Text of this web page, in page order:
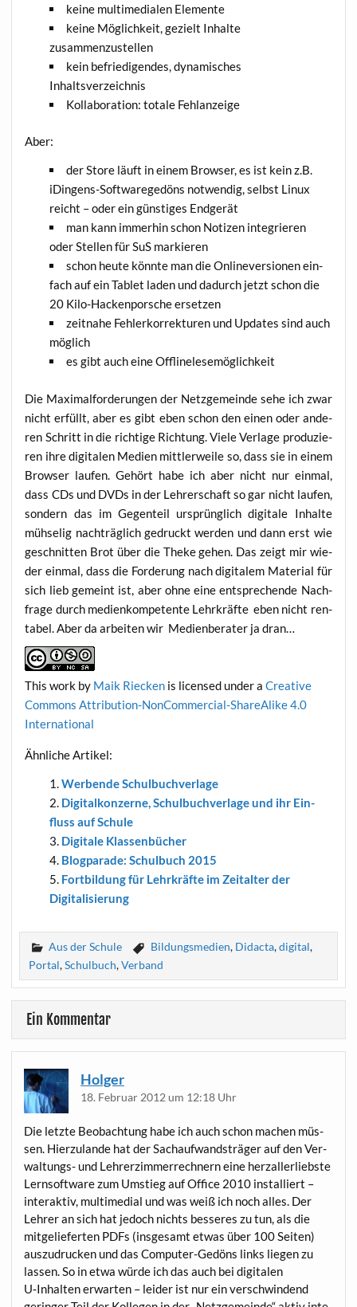
kei­ne mul­ti­me­dia­len Elemente
kei­ne Mög­lich­keit, gezielt Inhal­te
zusammenzustellen
kein befrie­di­gen­des, dyna­mi­sches
Inhaltsverzeichnis
Kol­la­bo­ra­ti­on: tota­le Fehlanzeige
Aber:
der Store läuft in einem Brow­ser, es ist kein z.B.
iDin­gens-Soft­ware­ge­döns not­wen­dig, selbst Linux
reicht – oder ein güns­ti­ges Endgerät
man kann immer­hin schon Noti­zen inte­grie­ren
oder Stel­len für SuS markieren
schon heu­te könn­te man die Onlin­ever­sio­nen ein­
fach auf ein Tablet laden und dadurch jetzt schon die
20 Kilo-Hacken­por­sche ersetzen
zeit­na­he Feh­ler­kor­rek­tu­ren und Updates sind auch
möglich
es gibt auch eine Offlinelesemöglichkeit
Die Maxi­mal­for­de­run­gen der Netz­ge­mein­de sehe ich zwar
nicht erfüllt, aber es gibt eben schon den einen oder ande­
ren Schritt in die rich­ti­ge Rich­tung. Vie­le Ver­la­ge pro­du­zie­
ren ihre digi­ta­len Medi­en mitt­ler­wei­le so, dass sie in einem
Brow­ser lau­fen. Gehört habe ich aber nicht nur ein­mal,
dass CDs und DVDs in der Leh­rer­schaft so gar nicht lau­fen,
son­dern das im Gegen­teil ursprüng­lich digi­ta­le Inhal­te
müh­se­lig nach­träg­lich gedruckt wer­den und dann erst wie
geschnit­ten Brot über die The­ke gehen. Das zeigt mir wie­
der ein­mal, dass die For­de­rung nach digi­ta­lem Mate­ri­al für
sich lieb gemeint ist, aber ohne eine ent­spre­chen­de Nach­
fra­ge durch medi­en­kom­pe­ten­te Lehr­kräf­te eben nicht ren­
ta­bel. Aber da arbei­ten wir Medi­en­be­ra­ter ja dran…
This work by Maik Riecken is licen­sed under aCrea­ti­ve
Com­mons Attri­bu­ti­on-Non­Com­mer­cial-ShareA­li­ke 4.0
International
Ähn­li­che Artikel:
Wer­ben­de Schulbuchverlage
Digi­tal­kon­zer­ne, Schul­buch­ver­la­ge und ihr Ein­
fluss auf Schule
Digi­ta­le Klassenbücher
Blog­pa­ra­de: Schul­buch 2015
Fort­bil­dung für Lehr­kräf­te im Zeit­al­ter der
Digitalisierung
Aus der Schule Bildungsmedien, Didacta,digital,
Portal,Schulbuch,Verband
Ein Kommentar
Holger
18. Februar 2012 um 12:18 Uhr
Die letz­te Beob­ach­tung habe ich auch schon machen müs­
sen. Hier­zu­lan­de hat der Sach­auf­wands­trä­ger auf den Ver­
wal­tungs- und Leh­rer­zim­mer­rech­nern eine herz­al­ler­liebs­te
Lern­soft­ware zum Umstieg auf Office 2010 instal­liert –
inter­ak­tiv, mul­ti­me­di­al und was weiß ich noch alles. Der
Leh­rer an sich hat jedoch nichts bes­se­res zu tun, als die
mit­ge­lie­fer­ten PDFs (ins­ge­samt etwas über 100 Sei­ten)
aus­zu­dru­cken und das Com­pu­ter-Gedöns links lie­gen zu
las­sen. So in etwa wür­de ich das auch bei digi­ta­len
U‑Inhalten erwar­ten – lei­der ist nur ein ver­schwin­dend